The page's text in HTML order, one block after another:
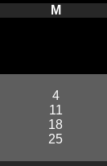
M
4
11
18
25